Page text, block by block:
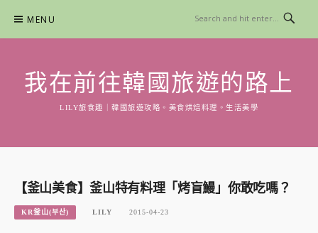
content
MENU
我在前往韓國旅遊的路上
LILY旅食趣｜韓國旅遊攻略。美食烘焙料理。生活美學
【釜山美食】釜山特有料理「烤盲鰻」你敢吃嗎？
KR釜山(부산) LILY 2015-04-23